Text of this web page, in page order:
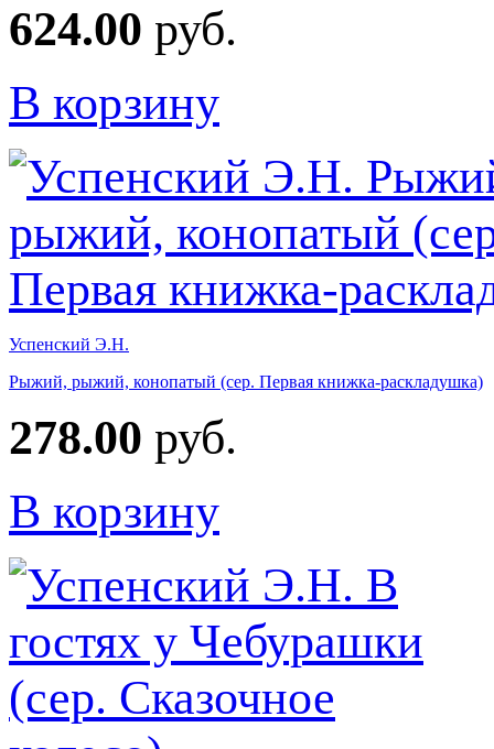
624.00 руб.
В корзину
Успенский Э.Н.
Рыжий, рыжий, конопатый (сер. Первая книжка-раскладушка)
278.00 руб.
В корзину